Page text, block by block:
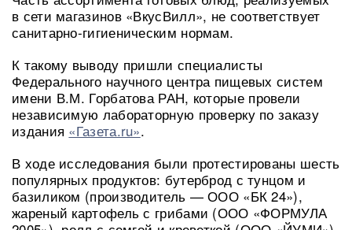
в сети магазинов «ВкусВилл», не соответствует
санитарно-гигиеническим нормам.
К такому выводу пришли специалисты
Федерального научного центра пищевых систем
имени В.М. Горбатова РАН, которые провели
независимую лабораторную проверку по заказу
издания «Газета.ru».
В ходе исследования были протестированы шесть
популярных продуктов: бутерброд с тунцом и
базиликом (производитель — ООО «БК 24»),
жареный картофель с грибами (ООО «ФОРМУЛА